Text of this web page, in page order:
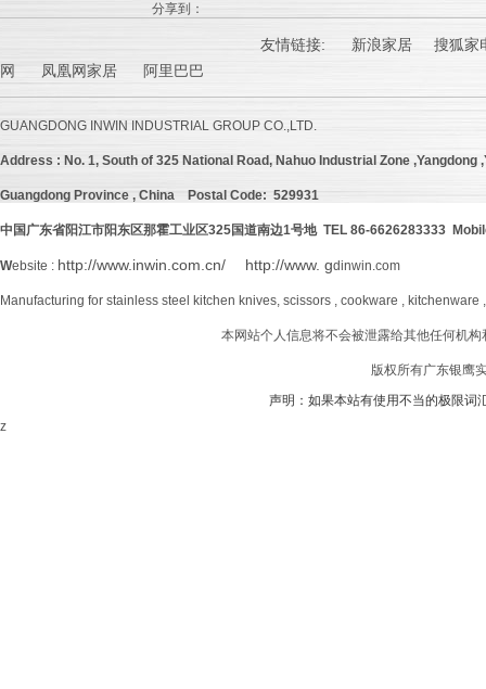
分享到：
友情链接: 新浪家居 搜狐家
网 凤凰网家居 阿里巴巴
GUANGDONG INWIN INDUSTRIAL GROUP CO.,LTD.
Address : No. 1, South of 325 National Road, Nahuo Industrial Zone ,Yangdong
Guangdong Province , China Postal Code: 529931
中国广东省阳江市阳东区那霍工业区325国道南边1号地 TEL 86-6626283333
Website : http://www.inwin.com.cn/ http://www. gdinwin.com
Manufacturing for stainless steel kitchen knives, scissors , cookware ,
本网站个人信息将不会被泄露给其他任何机
版权所有广东银鹰
声明：如果本站有使用不当的极限词
z